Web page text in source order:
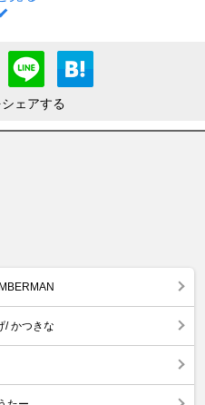
ェアする
/ かつきな